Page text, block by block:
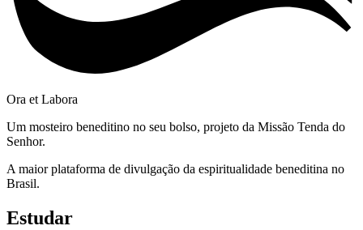
Ora et Labora
Um mosteiro beneditino no seu bolso, projeto da Missão Tenda do
Senhor.
A maior plataforma de divulgação da espiritualidade beneditina no
Brasil.
Estudar